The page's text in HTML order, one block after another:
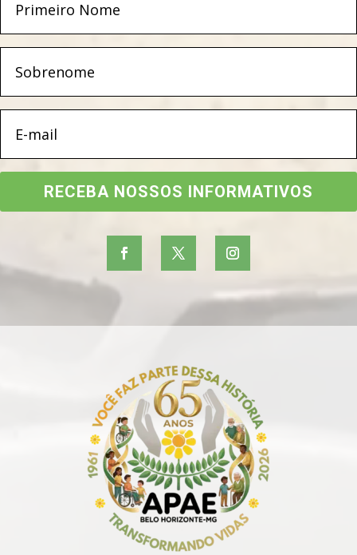
RECEBA NOSSOS INFORMATIVOS